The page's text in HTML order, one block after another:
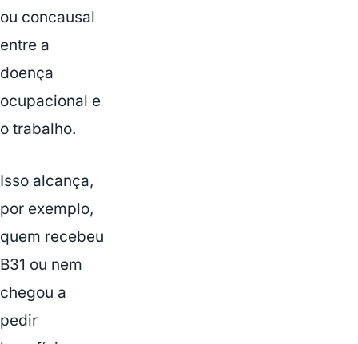
ou concausal
entre a
doença
ocupacional e
o trabalho.
Isso alcança,
por exemplo,
quem recebeu
B31 ou nem
chegou a
pedir